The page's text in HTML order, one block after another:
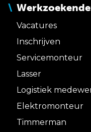
Vacatures
Inschrijven
Servicemonteur
Lasser
Logistiek
Elektromonteur
Timmerman